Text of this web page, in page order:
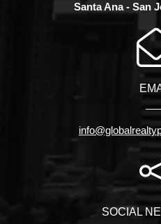
Santa Ana - San
SOCIAL